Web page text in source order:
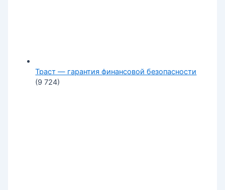
Траст — гарантия финансовой безопасности
(9 724)